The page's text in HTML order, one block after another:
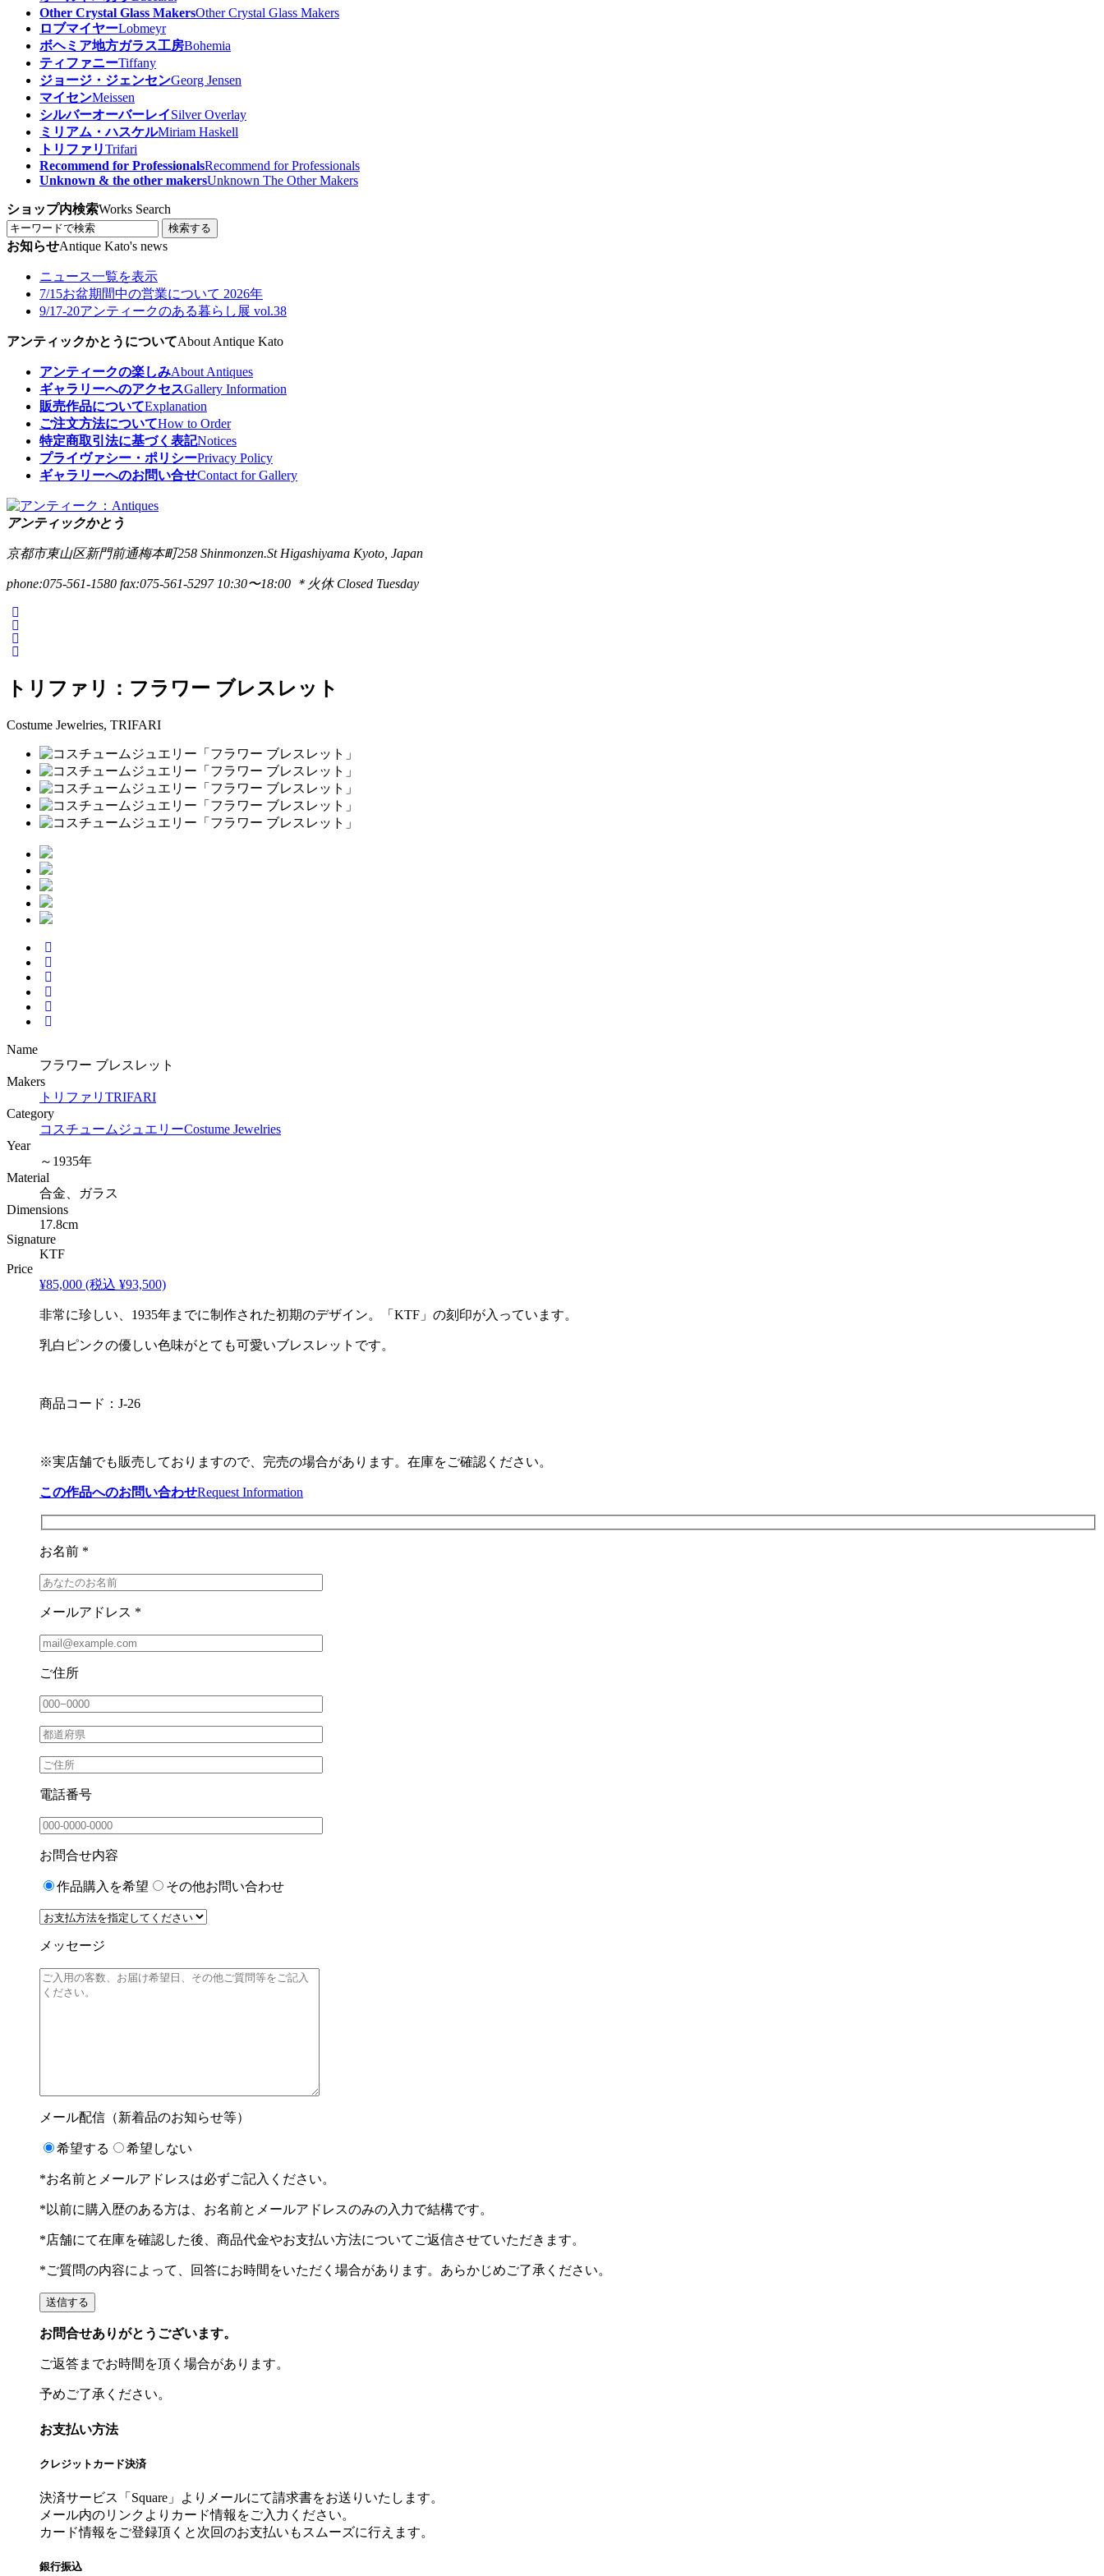
Other Crystal Glass MakersOther Crystal Glass Makers
ロブマイヤーLobmeyr
ボヘミア地方ガラス工房Bohemia
ティファニーTiffany
ジョージ・ジェンセンGeorg Jensen
マイセンMeissen
シルバーオーバーレイSilver Overlay
ミリアム・ハスケルMiriam Haskell
トリファリTrifari
Recommend for ProfessionalsRecommend for Professionals
Unknown & the other makersUnknown The Other Makers
ショップ内検索Works Search
検索する
お知らせAntique Kato's news
ニュース一覧を表示
7/15お盆期間中の営業について 2026年
9/17-20アンティークのある暮らし展 vol.38
アンティックかとうについてAbout Antique Kato
アンティークの楽しみAbout Antiques
ギャラリーへのアクセスGallery Information
販売作品についてExplanation
ご注文方法についてHow to Order
特定商取引法に基づく表記Notices
プライヴァシー・ポリシーPrivacy Policy
ギャラリーへのお問い合せContact for Gallery
アンティックかとう
京都市東山区新門前通梅本町258 Shinmonzen.St Higashiyama Kyoto, Japan
phone:075-561-1580 fax:075-561-5297 10:30〜18:00 ＊火休 Closed Tuesday
トリファリ：フラワー ブレスレット
Costume Jewelries, TRIFARI
Name
フラワー ブレスレット
Makers
トリファリ TRIFARI
Category
コスチュームジュエリーCostume Jewelries
Year
～1935年
Material
合金、ガラス
Dimensions
17.8cm
Signature
KTF
Price
¥85,000 (税込 ¥93,500)
非常に珍しい、1935年までに制作された初期のデザイン。「KTF」の刻印が入っています。
乳白ピンクの優しい色味がとても可愛いブレスレットです。
商品コード：J-26
※実店舗でも販売しておりますので、完売の場合があります。在庫をご確認ください。
この作品へのお問い合わせRequest Information
お名前 *
メールアドレス *
ご住所
電話番号
お問合せ内容
作品購入を希望 その他お問い合わせ
メッセージ
メール配信（新着品のお知らせ等）
希望する 希望しない
*お名前とメールアドレスは必ずご記入ください。
*以前に購入歴のある方は、お名前とメールアドレスのみの入力で結構です。
*店舗にて在庫を確認した後、商品代金やお支払い方法についてご返信させていただきます。
*ご質問の内容によって、回答にお時間をいただく場合があります。あらかじめご了承ください。
お問合せありがとうございます。
ご返答までお時間を頂く場合があります。
予めご了承ください。
お支払い方法
クレジットカード決済
決済サービス「Square」よりメールにて請求書をお送りいたします。
メール内のリンクよりカード情報をご入力ください。
カード情報をご登録頂くと次回のお支払いもスムーズに行えます。
銀行振込